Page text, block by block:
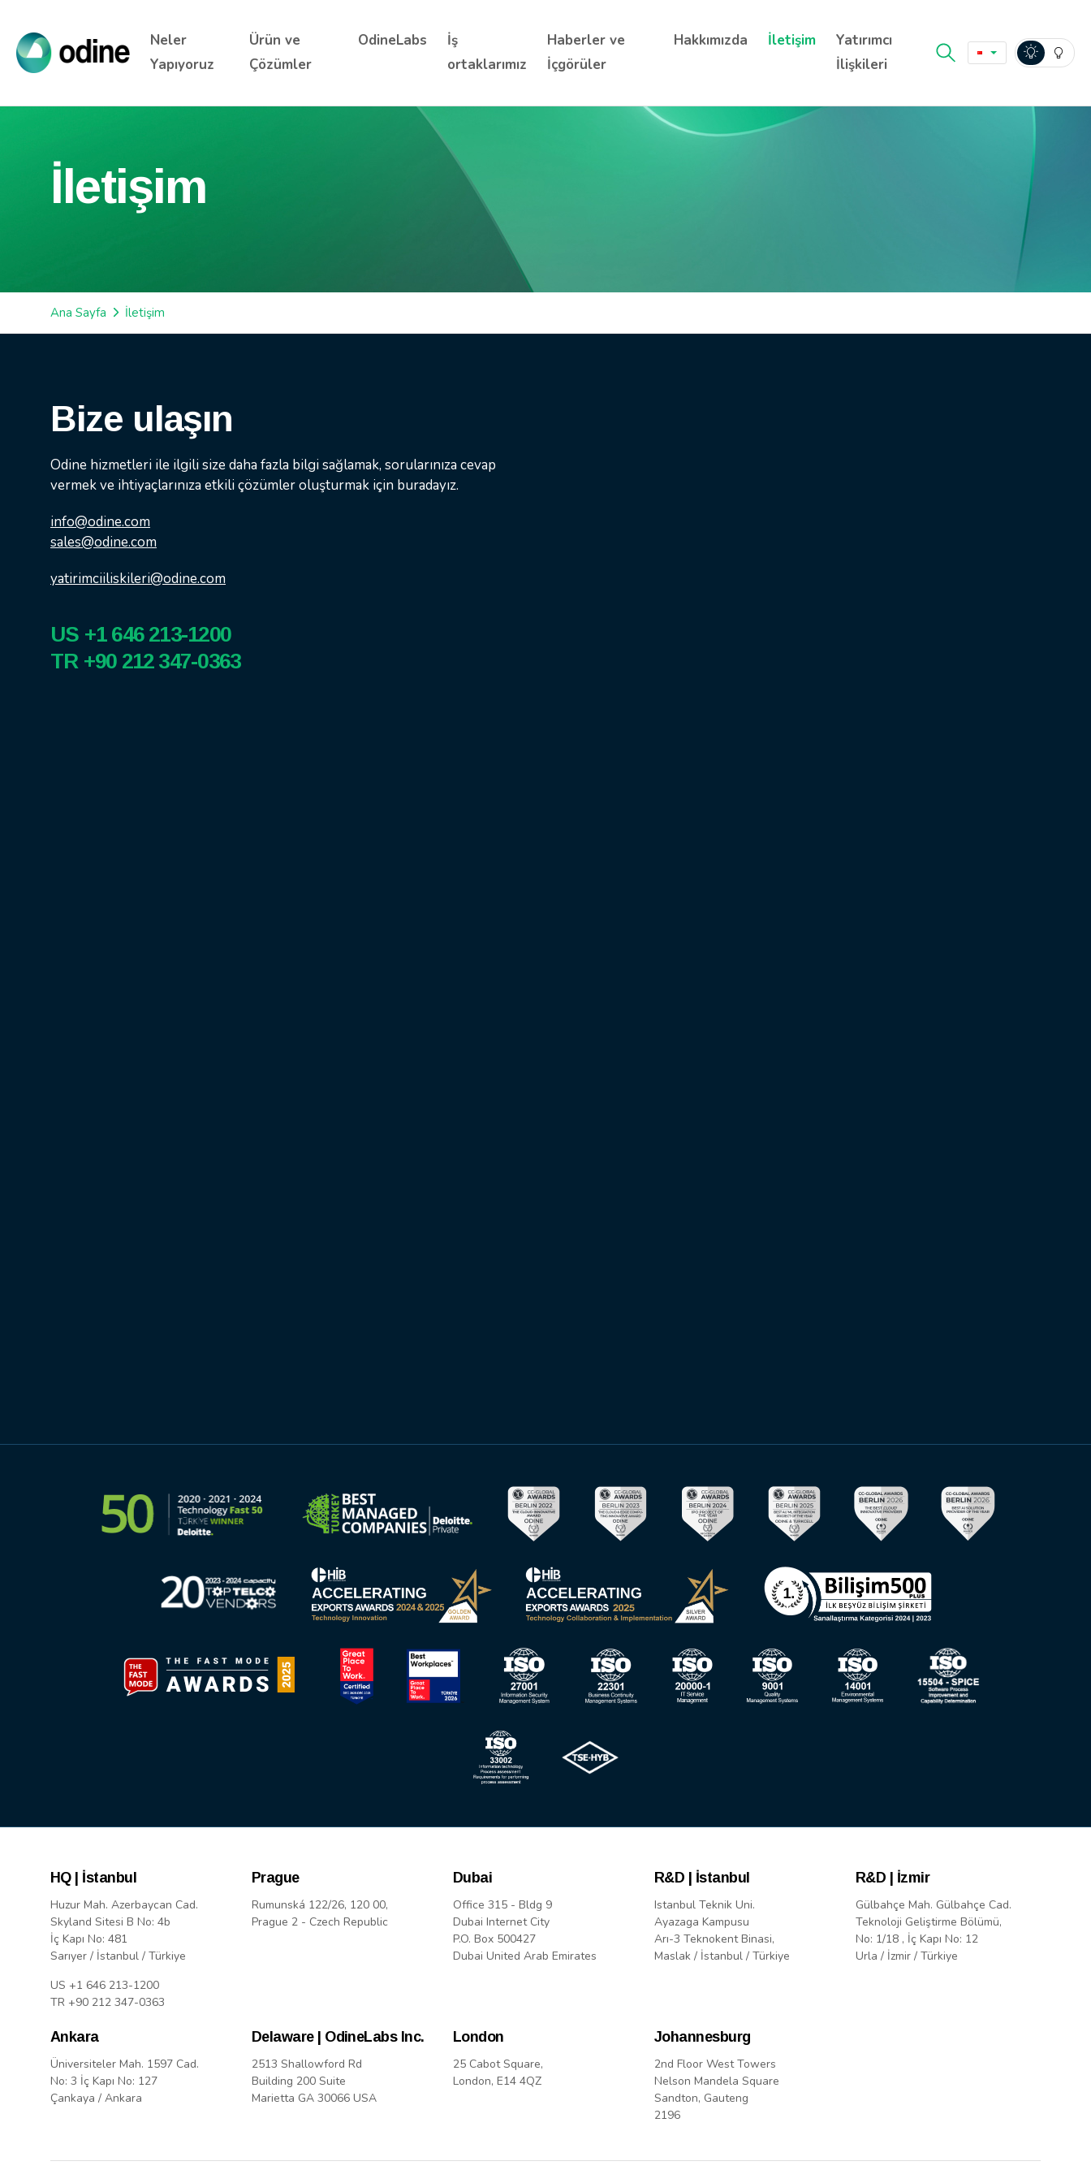
Neler
Yapıyoruz
Ürün ve
Çözümler
OdineLabs
İş
ortaklarımız
Haberler ve
İçgörüler
Hakkımızda İletişim
Yatırımcı
İlişkileri
İletişim
Ana Sayfa İletişim
Bize ulaşın
Odine hizmetleri ile ilgili size daha fazla bilgi sağlamak, sorularınıza cevap
vermek ve ihtiyaçlarınıza etkili çözümler oluşturmak için buradayız.
info@odine.com
sales@odine.com
yatirimciiliskileri@odine.com
US +1 646 213-1200
TR +90 212 347-0363
HQ | İstanbul
Huzur Mah. Azerbaycan Cad.
Skyland Sitesi B No: 4b
İç Kapı No: 481
Sarıyer / İstanbul / Türkiye
US +1 646 213-1200
TR +90 212 347-0363
Prague
Rumunská 122/26, 120 00,
Prague 2 - Czech Republic
Dubai
Office 315 - Bldg 9
Dubai Internet City
P.O. Box 500427
Dubai United Arab Emirates
R&D | İstanbul
Istanbul Teknik Uni.
Ayazaga Kampusu
Arı-3 Teknokent Binasi,
Maslak / İstanbul / Türkiye
R&D | İzmir
Gülbahçe Mah. Gülbahçe Cad.
Teknoloji Geliştirme Bölümü,
No: 1/18 , İç Kapı No: 12
Urla / İzmir / Türkiye
Ankara
Üniversiteler Mah. 1597 Cad.
No: 3 İç Kapı No: 127
Çankaya / Ankara
Delaware | OdineLabs Inc.
2513 Shallowford Rd
Building 200 Suite
Marietta GA 30066 USA
London
25 Cabot Square,
London, E14 4QZ
Johannesburg
2nd Floor West Towers
Nelson Mandela Square
Sandton, Gauteng
2196